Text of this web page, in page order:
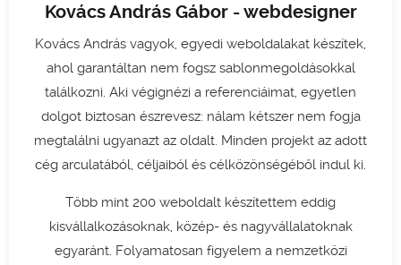
Kovács András Gábor - webdesigner
Kovács András vagyok, egyedi weboldalakat készítek,
ahol garantáltan nem fogsz sablonmegoldásokkal
találkozni. Aki végignézi a referenciáimat, egyetlen
dolgot biztosan észrevesz: nálam kétszer nem fogja
megtalálni ugyanazt az oldalt. Minden projekt az adott
cég arculatából, céljaiból és célközönségéből indul ki.
Több mint 200 weboldalt készítettem eddig
kisvállalkozásoknak, közép- és nagyvállalatoknak
egyaránt. Folyamatosan figyelem a nemzetközi